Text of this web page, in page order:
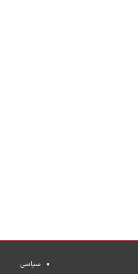
سیاسی